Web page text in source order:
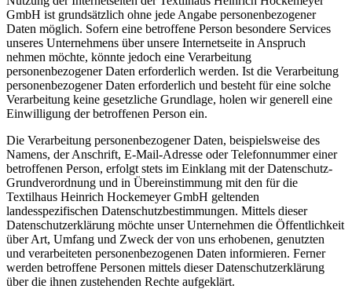
GmbH ist grundsätzlich ohne jede Angabe personenbezogener
Daten möglich. Sofern eine betroffene Person besondere Services
unseres Unternehmens über unsere Internetseite in Anspruch
nehmen möchte, könnte jedoch eine Verarbeitung
personenbezogener Daten erforderlich werden. Ist die Verarbeitung
personenbezogener Daten erforderlich und besteht für eine solche
Verarbeitung keine gesetzliche Grundlage, holen wir generell eine
Einwilligung der betroffenen Person ein.
Die Verarbeitung personenbezogener Daten, beispielsweise des
Namens, der Anschrift, E-Mail-Adresse oder Telefonnummer einer
betroffenen Person, erfolgt stets im Einklang mit der Datenschutz-
Grundverordnung und in Übereinstimmung mit den für die
Textilhaus Heinrich Hockemeyer GmbH geltenden
landesspezifischen Datenschutzbestimmungen. Mittels dieser
Datenschutzerklärung möchte unser Unternehmen die Öffentlichkeit
über Art, Umfang und Zweck der von uns erhobenen, genutzten
und verarbeiteten personenbezogenen Daten informieren. Ferner
werden betroffene Personen mittels dieser Datenschutzerklärung
über die ihnen zustehenden Rechte aufgeklärt.